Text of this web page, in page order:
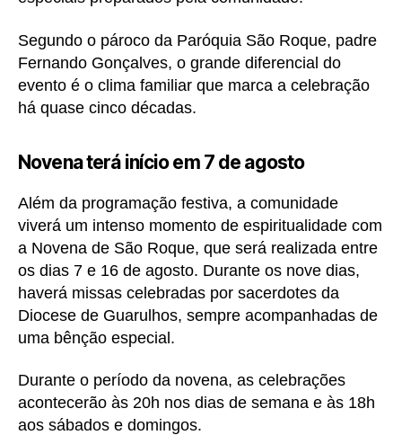
Segundo o pároco da Paróquia São Roque, padre
Fernando Gonçalves, o grande diferencial do
evento é o clima familiar que marca a celebração
há quase cinco décadas.
Novena terá início em 7 de agosto
Além da programação festiva, a comunidade
viverá um intenso momento de espiritualidade com
a Novena de São Roque, que será realizada entre
os dias 7 e 16 de agosto. Durante os nove dias,
haverá missas celebradas por sacerdotes da
Diocese de Guarulhos, sempre acompanhadas de
uma bênção especial.
Durante o período da novena, as celebrações
acontecerão às 20h nos dias de semana e às 18h
aos sábados e domingos.